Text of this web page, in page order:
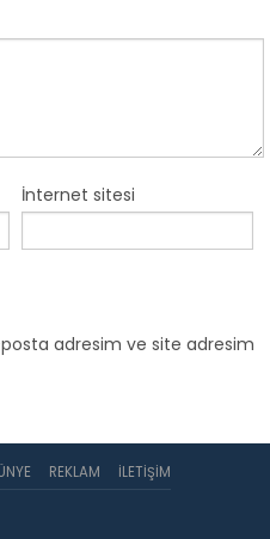
İnternet sitesi
posta adresim ve site adresim
REKLAM İLETIŞIM